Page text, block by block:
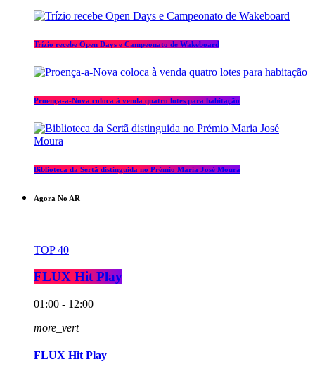
Trízio recebe Open Days e Campeonato de Wakeboard
Proença-a-Nova coloca à venda quatro lotes para habitação
Biblioteca da Sertã distinguida no Prémio Maria José Moura
Agora No AR
TOP 40
FLUX Hit Play
01:00 - 12:00
more_vert
FLUX Hit Play